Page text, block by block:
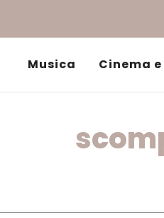
Musica Cinema e